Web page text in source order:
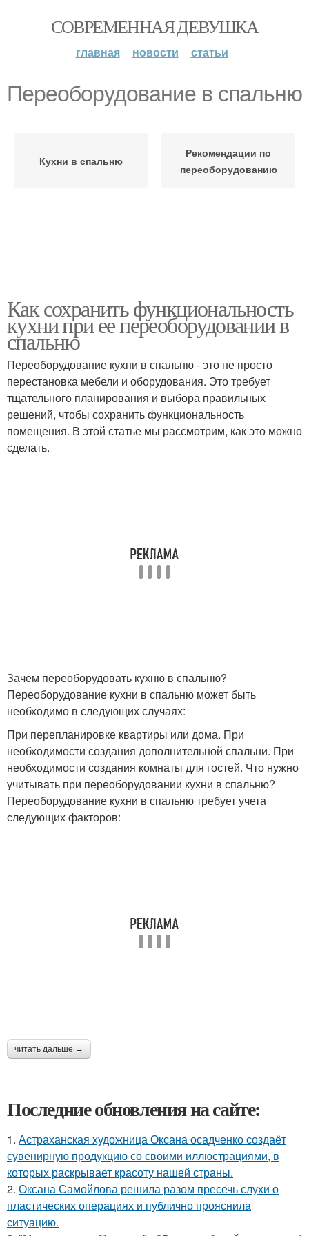
СОВРЕМЕННАЯ ДЕВУШКА
главная новости статьи
Переоборудование в спальню
Кухни в спальню
Рекомендации по
переоборудованию
Как сохранить функциональность
кухни при ее переоборудовании в
спальню
Переоборудование кухни в спальню - это не просто
перестановка мебели и оборудования. Это требует
тщательного планирования и выбора правильных
решений, чтобы сохранить функциональность
помещения. В этой статье мы рассмотрим, как это можно
сделать.
Зачем переоборудовать кухню в спальню?
Переоборудование кухни в спальню может быть
необходимо в следующих случаях:
При перепланировке квартиры или дома. При
необходимости создания дополнительной спальни. При
необходимости создания комнаты для гостей. Что нужно
учитывать при переоборудовании кухни в спальню?
Переоборудование кухни в спальню требует учета
следующих факторов:
читать дальше →
Последние обновления на сайте:
1. Астраханская художница Оксана осадченко создаёт
сувенирную продукцию со своими иллюстрациями, в
которых раскрывает красоту нашей страны.
2. Оксана Самойлова решила разом пресечь слухи о
пластических операциях и публично прояснила
ситуацию.